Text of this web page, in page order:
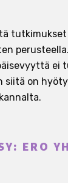
ei
siitä on
ERO